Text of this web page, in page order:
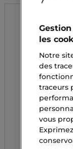
les
Notre
des
traceurs
vous